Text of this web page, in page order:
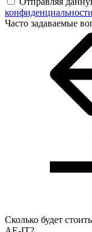
конфиденциальности
Часто задаваемые
Сколько будет